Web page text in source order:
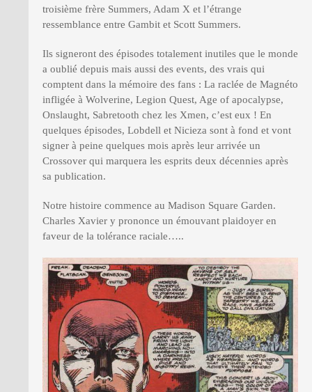
troisième frère Summers, Adam X et l’étrange
ressemblance entre Gambit et Scott Summers.
Ils signeront des épisodes totalement inutiles que le monde
a oublié depuis mais aussi des events, des vrais qui
comptent dans la mémoire des fans : La raclée de Magnéto
infligée à Wolverine, Legion Quest, Age of apocalypse,
Onslaught, Sabretooth chez les Xmen, c’est eux ! En
quelques épisodes, Lobdell et Nicieza sont à fond et vont
signer à peine quelques mois après leur arrivée un
Crossover qui marquera les esprits deux décennies après
sa publication.
Notre histoire commence au Madison Square Garden.
Charles Xavier y prononce un émouvant plaidoyer en
faveur de la tolérance raciale…..